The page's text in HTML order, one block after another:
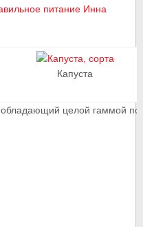
питание Инна
Капуста
целой гаммой